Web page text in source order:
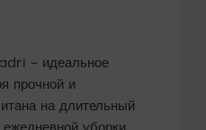
– идеальное
прочной и
на длительный